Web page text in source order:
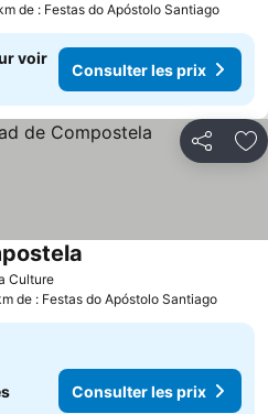
de : Festas do Apóstolo Santiago
voir
Consulter les prix
Partager
CultureConsulter les prix
de : Festas do Apóstolo Santiago
Consulter les prix